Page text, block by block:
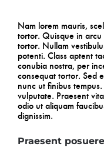
Nam lorem mauris,
tortor. Quisque in arcu
tortor. Nullam
potenti. Class aptent
conubia nostra, per
consequat tortor. Sed
nunc ut finibus
vulputate. Praesent
odio ut aliquam
dignissim.
Praesent